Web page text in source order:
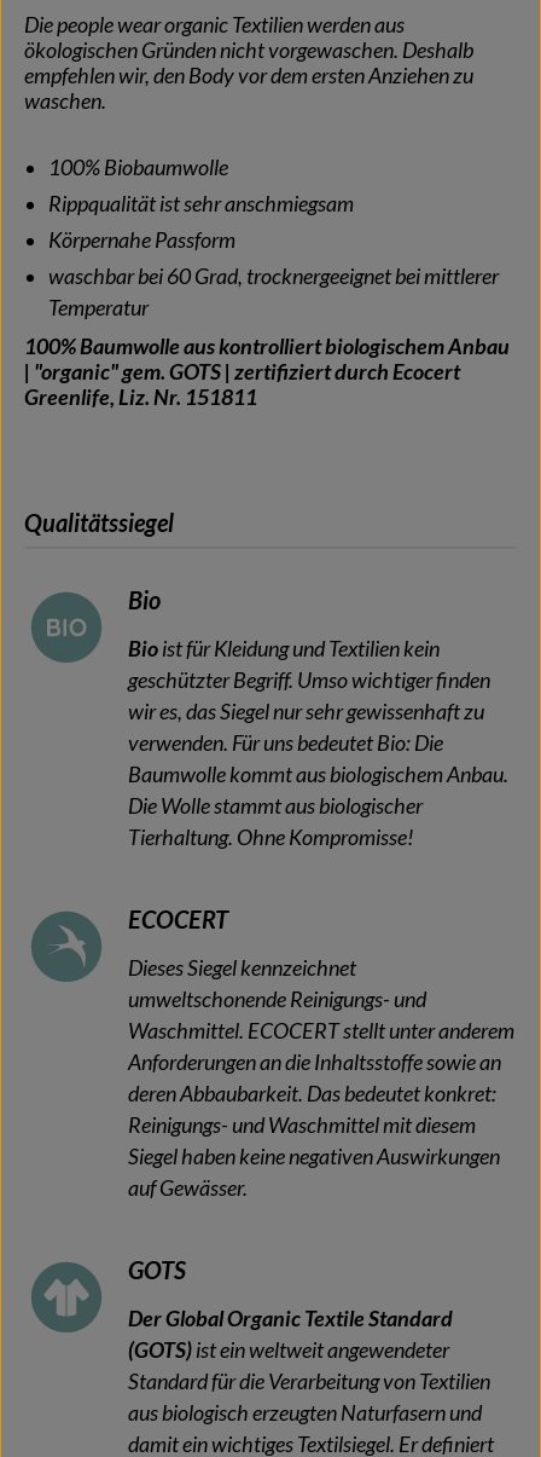
Die people wear organic Textilien werden aus
ökologischen Gründen nicht vorgewaschen. Deshalb
empfehlen wir, den Body vor dem ersten Anziehen zu
waschen.
100% Biobaumwolle
Rippqualität ist sehr anschmiegsam
Körpernahe Passform
waschbar bei 60 Grad, trocknergeeignet bei mittlerer
Temperatur
100% Baumwolle aus kontrolliert biologischem Anbau
| "organic" gem. GOTS | zertifiziert durch Ecocert
Greenlife, Liz. Nr. 151811
Qualitätssiegel
Bio
Bioist für Kleidung und Textilien kein
geschützter Begriff. Umso wichtiger finden
wir es, das Siegel nur sehr gewissenhaft zu
verwenden. Für uns bedeutet Bio: Die
Baumwolle kommt aus biologischem Anbau.
Die Wolle stammt aus biologischer
Tierhaltung. Ohne Kompromisse!
ECOCERT
Dieses Siegel kennzeichnet
umweltschonende Reinigungs- und
Waschmittel. ECOCERT stellt unter anderem
Anforderungen an die Inhaltsstoffe sowie an
deren Abbaubarkeit. Das bedeutet konkret:
Reinigungs- und Waschmittel mit diesem
Siegel haben keine negativen Auswirkungen
auf Gewässer.
GOTS
Der Global Organic Textile Standard
(GOTS)ist ein weltweit angewendeter
Standard für die Verarbeitung von Textilien
aus biologisch erzeugten Naturfasern und
damit ein wichtiges Textilsiegel. Er definiert